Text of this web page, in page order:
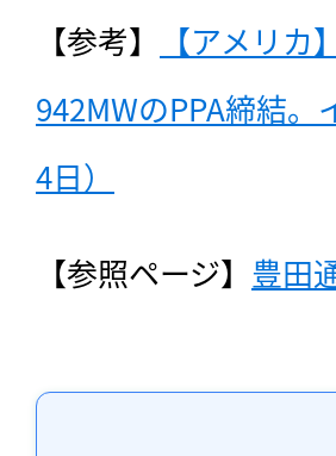
【参考】
【アメリ
942MWのPPA締結
4日）
【参照ページ】 豊田